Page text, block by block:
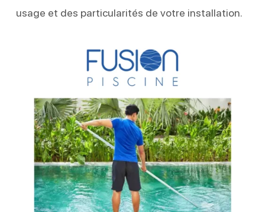
usage et des particularités de votre installation.